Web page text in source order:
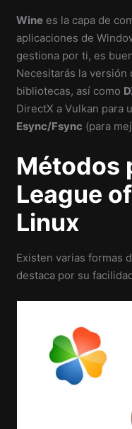
Wine es la capa de
aplicaciones de
gestiona por ti, es
Necesitarás la versión
bibliotecas, así como
DirectX a Vulkan para
Esync/Fsync (para
Métodos
League
Linux
Existen varias formas
destaca por su